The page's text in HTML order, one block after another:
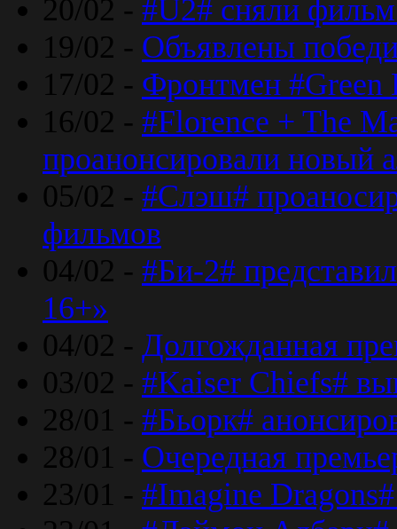
20/02 - #U2# сняли
19/02 - Объявлены
17/02 - Фронтмен #Green
16/02 - #Florence + The
проанонсировали новый
05/02 - #Слэш#
фильмов
04/02 - #Би-2#
16+»
04/02 - Долгожданная
03/02 - #Kaiser Chiefs#
28/01 - #Бьорк#
28/01 - Очередная
23/01 - #Imagine